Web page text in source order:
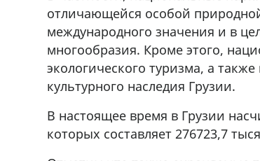
отличающейся особой
международного значения и в
многообразия. Кроме этого,
экологического туризма, а
культурного наследия Грузии.
В настоящее время в Грузии
которых составляет 276723,7